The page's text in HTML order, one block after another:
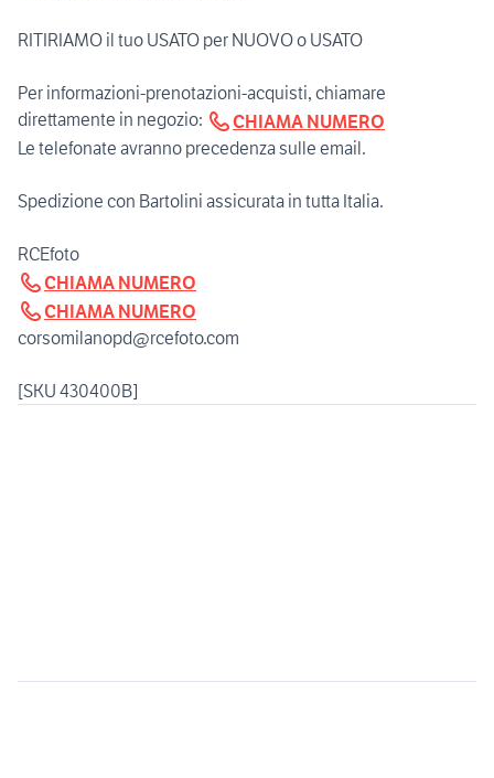
RITIRIAMO il tuo USATO per NUOVO o USATO
Per informazioni-prenotazioni-acquisti, chiamare
direttamente in negozio:
CHIAMA NUMERO
Le telefonate avranno precedenza sulle email.
Spedizione con Bartolini assicurata in tutta Italia.
CHIAMA NUMERO
CHIAMA NUMERO
corsomilanopd@rcefoto.com
[SKU 430400B]